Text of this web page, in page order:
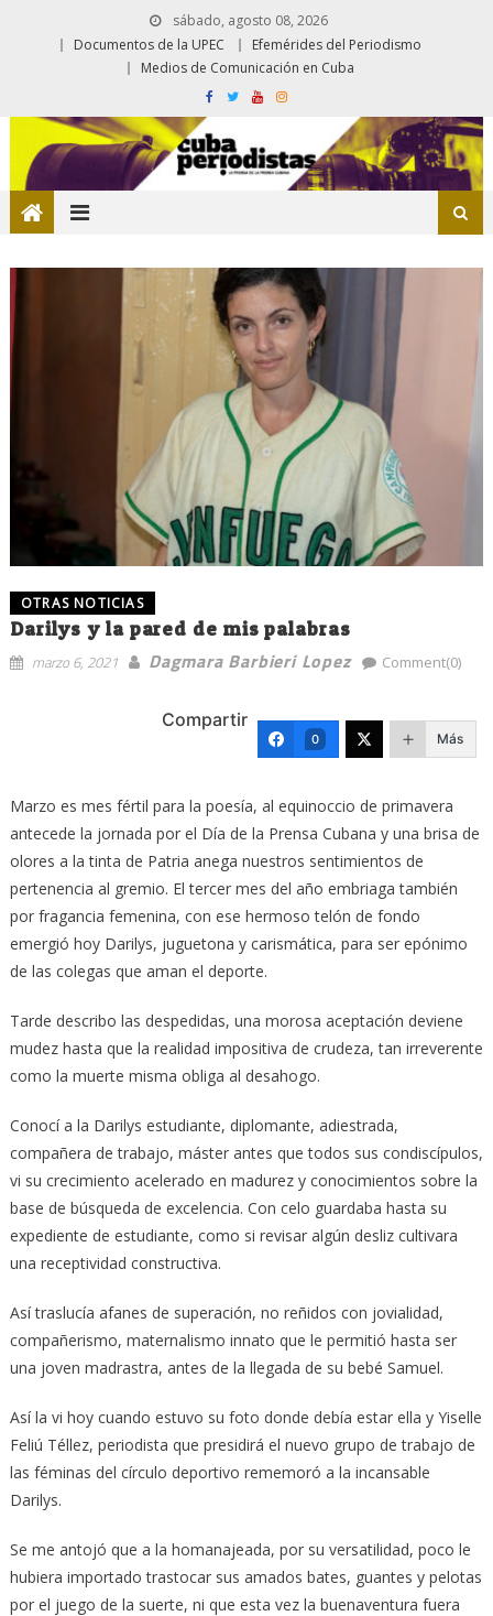
sábado, agosto 08, 2026
Documentos de la UPEC
Efemérides del Periodismo
Medios de Comunicación en Cuba
OTRAS NOTICIAS
Darilys y la pared de mis palabras
marzo 6, 2021 Dagmara Barbieri Lopez Comment(0)
Compartir
0 Más
Marzo es mes fértil para la poesía, al equinoccio de primavera
antecede la jornada por el Día de la Prensa Cubana y una brisa de
olores a la tinta de Patria anega nuestros sentimientos de
pertenencia al gremio. El tercer mes del año embriaga también
por fragancia femenina, con ese hermoso telón de fondo
emergió hoy Darilys, juguetona y carismática, para ser epónimo
de las colegas que aman el deporte.
Tarde describo las despedidas, una morosa aceptación deviene
mudez hasta que la realidad impositiva de crudeza, tan irreverente
como la muerte misma obliga al desahogo.
Conocí a la Darilys estudiante, diplomante, adiestrada,
compañera de trabajo, máster antes que todos sus condiscípulos,
vi su crecimiento acelerado en madurez y conocimientos sobre la
base de búsqueda de excelencia. Con celo guardaba hasta su
expediente de estudiante, como si revisar algún desliz cultivara
una receptividad constructiva.
Así traslucía afanes de superación, no reñidos con jovialidad,
compañerismo, maternalismo innato que le permitió hasta ser
una joven madrastra, antes de la llegada de su bebé Samuel.
Así la vi hoy cuando estuvo su foto donde debía estar ella y Yiselle
Feliú Téllez, periodista que presidirá el nuevo grupo de trabajo de
las féminas del círculo deportivo rememoró a la incansable
Darilys.
Se me antojó que a la homanajeada, por su versatilidad, poco le
hubiera importado trastocar sus amados bates, guantes y pelotas
por el juego de la suerte, ni que esta vez la buenaventura fuera